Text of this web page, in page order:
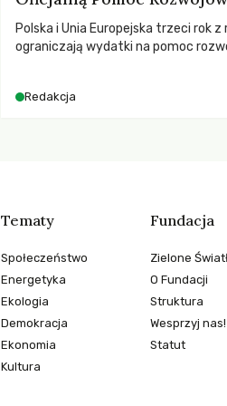
Polska i Unia Europejska trzeci rok z
ograniczają wydatki na pomoc
dla krajów najbardziej
Redakcja
Tematy
Społeczeństwo
Energetyka
Ekologia
Demokracja
Ekonomia
Kultura
Fundacja
Zielone
O Fundacji
Struktura
Wesprzyj nas!
Statut